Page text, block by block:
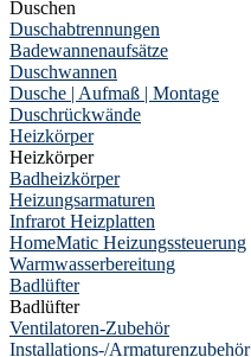
Duschen
Duschabtrennungen
Badewannenaufsätze
Duschwannen
Dusche | Aufmaß | Montage
Duschrückwände
Heizkörper
Heizkörper
Badheizkörper
Heizungsarmaturen
Infrarot Heizplatten
HomeMatic Heizungssteuerung
Warmwasserbereitung
Badlüfter
Badlüfter
Ventilatoren-Zubehör
Installations-/Armaturenzubehör